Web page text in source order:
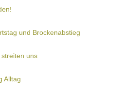
und Brockenabstieg
uns
Alltag